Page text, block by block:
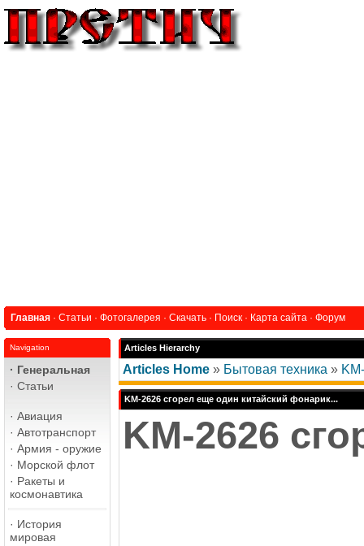
Главная · Статьи · Фотогалерея · Скачать · Поиск · Карта сайта · Форум
Navigation
· Генеральная
· Статьи
· Авиация
· Автотранспорт
· Армия - оружие
· Морской флот
· Ракеты и
космонавтика
· История
мировая
Articles Hierarchy
Articles Home » Бытовая техника »
KM-2626 сгорел еще один китайский фонарик...
KM-2626